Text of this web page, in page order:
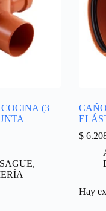
(3
,
$
Hay